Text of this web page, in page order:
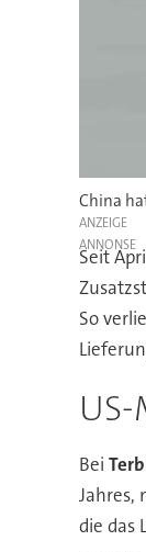
China
ANZEIGE
Seit
So
Bei
Jahres,
die das